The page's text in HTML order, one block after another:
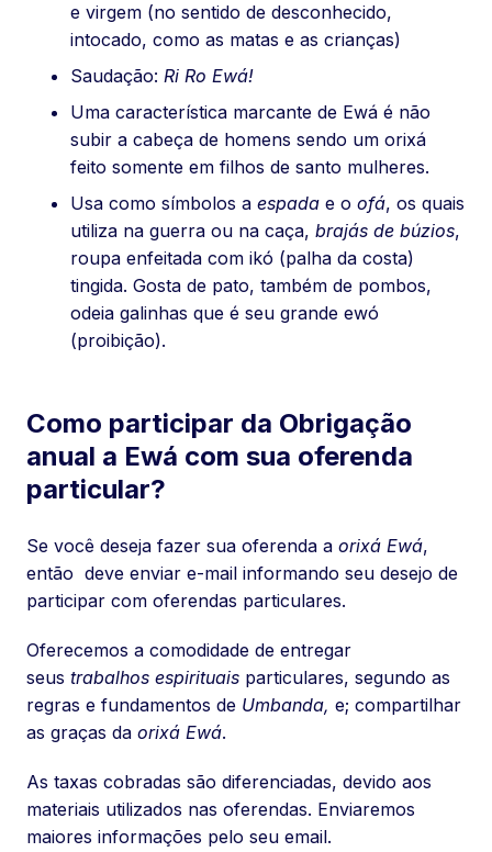
e virgem (no sentido de desconhecido,
intocado, como as matas e as crianças)
Saudação: Ri Ro Ewá!
Uma característica marcante de Ewá é não
subir a cabeça de homens sendo um orixá
feito somente em filhos de santo mulheres.
Usa como símbolos a espada e o ofá, os quais
utiliza na guerra ou na caça, brajás de búzios,
roupa enfeitada com ikó (palha da costa)
tingida. Gosta de pato, também de pombos,
odeia galinhas que é seu grande ewó
(proibição).
Como participar da Obrigação
anual a Ewá com sua oferenda
particular?
Se você deseja fazer sua oferenda a orixá Ewá,
então deve enviar e-mail informando seu desejo de
participar com oferendas particulares.
Oferecemos a comodidade de entregar
seus trabalhos espirituais particulares, segundo as
regras e fundamentos de Umbanda, e; compartilhar
as graças da orixá Ewá.
As taxas cobradas são diferenciadas, devido aos
materiais utilizados nas oferendas. Enviaremos
maiores informações pelo seu email.